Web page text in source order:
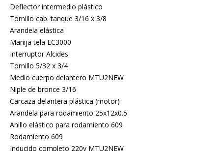
Deflector intermedio plástico
Tornillo cab. tanque 3/16 x 3/8
Arandela elástica
Manija tela EC3000
Interruptor Alcides
Tornillo 5/32 x 3/4
Medio cuerpo delantero MTU2NEW
Niple de bronce 3/16
Carcaza delantera plástica (motor)
Arandela para rodamiento 25x12x0.5
Anillo elástico para rodamiento 609
Rodamiento 609
Inducido completo 220v MTU2NEW